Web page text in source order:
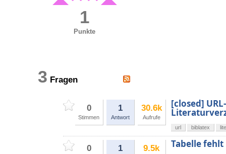
1
Punkte
3 Fragen
0
Stimmen
1
Antwort
30.6k
Aufrufe
[closed]
url biblatex
0 1 9.5k Tabelle